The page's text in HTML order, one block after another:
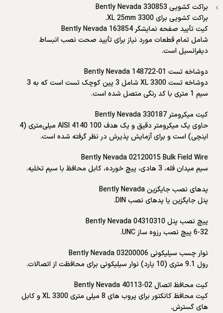
براکت کشویی Bently Nevada 330853
براکت کشویی برای 3300 XL 25mm.
کیت تأیید صفحه نمایشگر Bently Nevada 163854
شامل تمام قطعات مورد نیاز برای تأیید صحت نصب انبساط
دیفرانسیل است.
دوشاخه تست Bently Nevada 148722-01
دوشاخه تست 3300 XL شامل 3 پین کوچک تست است که به 3
سیم 1 متری با کد رنگی متصل شده است.
کیت میکرومتر Bently Nevada 330187
حاوی یک میکرومتر دقیق و یک هدف AISI 4140 100 میلی‌متری (4
اینچی) است و برای آزمایش پذیرش در نظر گرفته شده است.
Bently Nevada 02120015 Bulk Field Wire
سیم میدان فله، 3 هادی، پیچ خورده، کابل محافظ با سیم تخلیه.
پدهای نصب جایگزین Bently Nevada
پنل جایگزین یا پدهای نصب DIN.
پیچ نصب پنل Bently Nevada 04310310
6-32 پیچ نصب رزوه ساز UNC.
نوار چسب سیلیکونی Bently Nevada 03200006
رول 9.1 متری (10 یارد) نوار سیلیکونی برای محافظت از اتصالات.
کیت محافظ اتصال Bently Nevada 40113-02
کیت محافظ کانکتور برای پروب های 8 میلی متری 3300 XL و کابل
های گسترش.